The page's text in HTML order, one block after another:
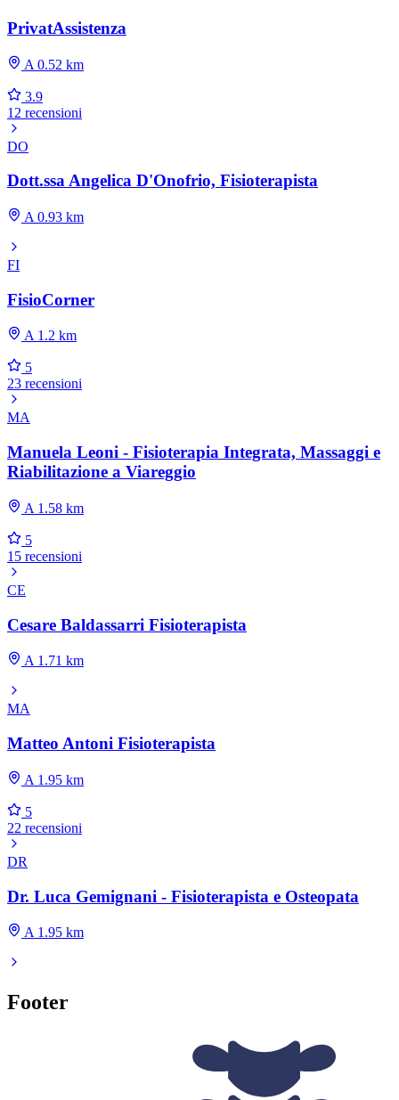
PrivatAssistenza
A 0.52 km
3.9
12 recensioni
DO
Dott.ssa Angelica D'Onofrio, Fisioterapista
A 0.93 km
FI
FisioCorner
A 1.2 km
5
23 recensioni
MA
Manuela Leoni - Fisioterapia Integrata, Massaggi e
Riabilitazione a Viareggio
A 1.58 km
5
15 recensioni
CE
Cesare Baldassarri Fisioterapista
A 1.71 km
MA
Matteo Antoni Fisioterapista
A 1.95 km
5
22 recensioni
DR
Dr. Luca Gemignani - Fisioterapista e Osteopata
A 1.95 km
Footer